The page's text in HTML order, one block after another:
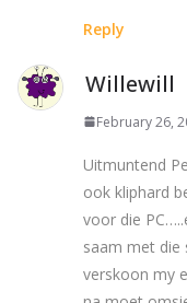
Reply
Willewill
February 26,
Uitmuntend
ook kliphard
voor die
saam met die
verskoon my